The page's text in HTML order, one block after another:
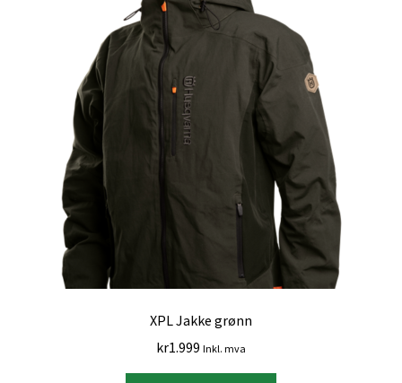
XPL Jakke grønn
kr1.999 Inkl. mva